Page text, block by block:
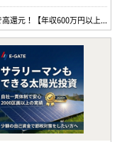
8/10まで高還元！【年収600万円以上の方限定】プロパティエージェントの不動産投資WEB面談